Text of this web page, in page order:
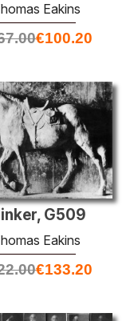
Eakins
€100.20
G509
Eakins
€133.20